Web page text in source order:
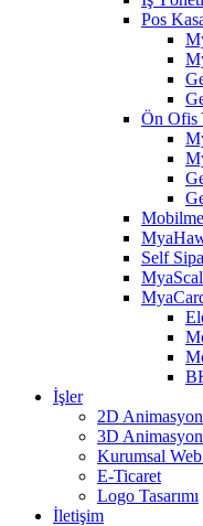
Pos
Ön Ofis
Self
İşler
2D Animasyon
3D Animasyon
Kurumsal Web
E-Ticaret
Logo Tasarımı
İletişim